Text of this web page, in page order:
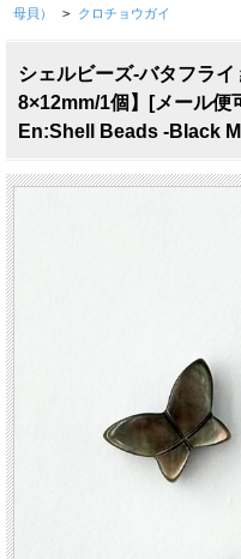
母貝）
> クロチョウガイ
シェルビーズ-バタフラ
8×12mm/1個】[メール便
En:Shell Beads -Black